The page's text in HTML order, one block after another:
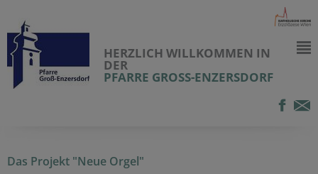
HERZLICH WILLKOMMEN IN
DER
PFARRE GROSS-ENZERSDORF
Das Projekt "Neue Orgel"